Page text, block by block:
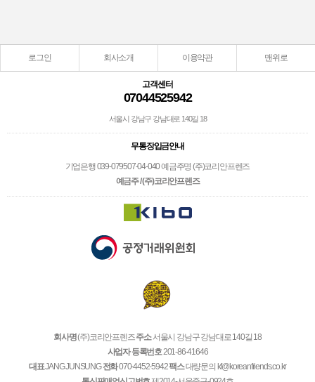
로그인 회사소개 이용약관 맨위로
고객센터
07044525942
서울시 강남구 강남대로 140길 18
무통장입금안내
기업은행 039-079507-04-040 예금주명 (주)코리안프렌즈
예금주 / (주)코리안프렌즈
회사명(주)코리안프렌즈주소서울시 강남구 강남대로 140길 18
사업자 등록번호201-86-41646
대표JANG JUNSUNG 전화070-4452-5942팩스대량문의 kf@koreanfriends.co.kr